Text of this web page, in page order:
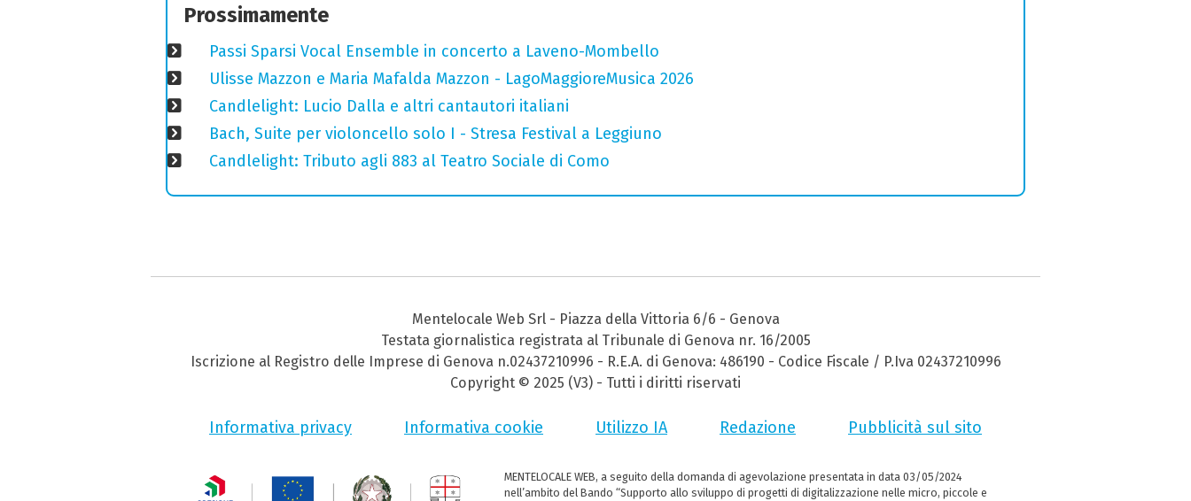
Prossimamente
Passi Sparsi Vocal Ensemble in concerto a Laveno-Mombello
Ulisse Mazzon e Maria Mafalda Mazzon - LagoMaggioreMusica 2026
Candlelight: Lucio Dalla e altri cantautori italiani
Bach, Suite per violoncello solo I - Stresa Festival a Leggiuno
Candlelight: Tributo agli 883 al Teatro Sociale di Como
Mentelocale Web Srl - Piazza della Vittoria 6/6 - Genova
Testata giornalistica registrata al Tribunale di Genova nr. 16/2005
Iscrizione al Registro delle Imprese di Genova n.02437210996 - R.E.A. di Genova: 486190 - Codice Fiscale / P.Iva 02437210996
Copyright © 2025 (V3) - Tutti i diritti riservati
Informativa privacy Informativa cookie Utilizzo IA Redazione Pubblicità sul sito
MENTELOCALE WEB, a seguito della domanda di agevolazione presentata in data 03/05/2024
nell’ambito del Bando “Supporto allo sviluppo di progetti di digitalizzazione nelle micro, piccole e